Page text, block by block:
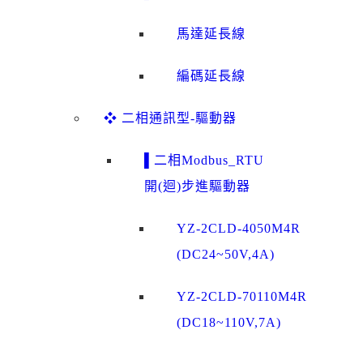
馬達延長線
編碼延長線
❖ 二相通訊型-驅動器
▌二相Modbus_RTU
開(迴)步進驅動器
YZ-2CLD-4050M4R
(DC24~50V,4A)
YZ-2CLD-70110M4R
(DC18~110V,7A)